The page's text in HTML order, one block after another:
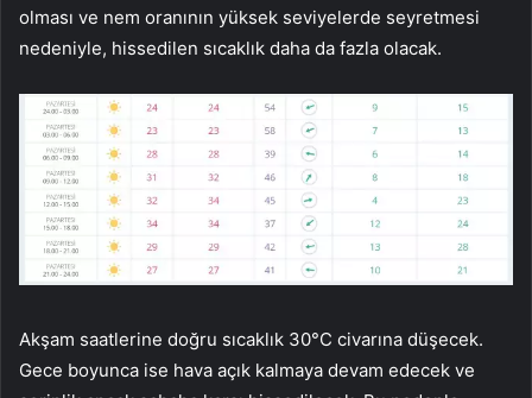
olması ve nem oranının yüksek seviyelerde seyretmesi
nedeniyle, hissedilen sıcaklık daha da fazla olacak.
Akşam saatlerine doğru sıcaklık 30°C civarına düşecek.
Gece boyunca ise hava açık kalmaya devam edecek ve